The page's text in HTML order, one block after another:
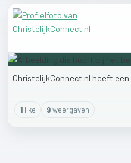
ChristelijkConnect.nl heeft een
1like 9weergaven